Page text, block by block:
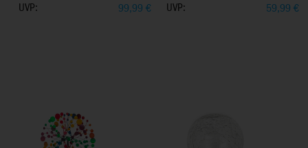
UVP: 99,99 € UVP: 59,99 €